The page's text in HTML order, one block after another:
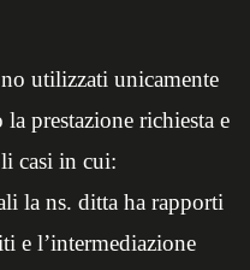
utilizzati unicamente
prestazione richiesta e
casi in cui:
la ns. ditta ha rapporti
e l’intermediazione